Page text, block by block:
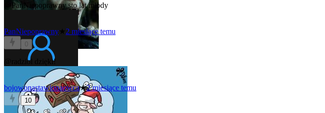
@PanNiepoprawnysto lat młody
PanNiepoprawny 2 miesiące temu
0
@radziol dzięki!
bojowonastawionaowca★2 miesiące temu
10